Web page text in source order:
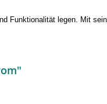
Funktionalität legen. Mit